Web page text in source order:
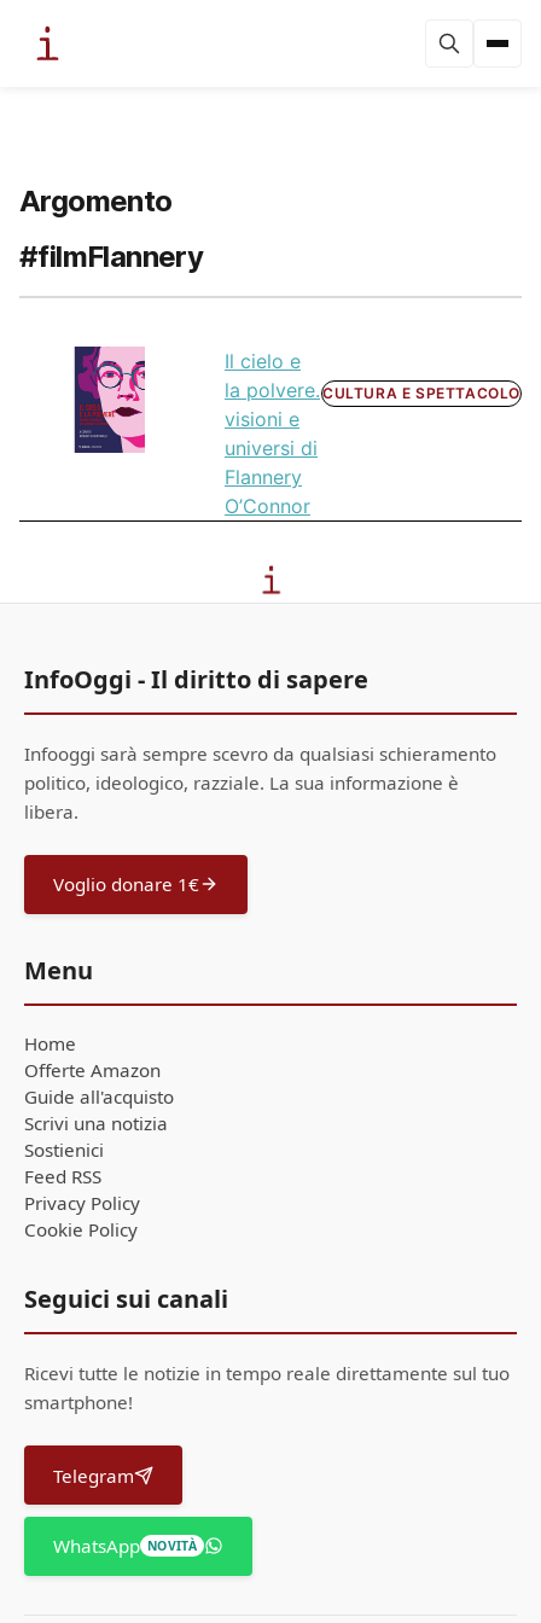
Argomento
#filmFlannery
Il cielo e
la polvere.
visioni e
universi di
Flannery
O’Connor
CULTURA E SPETTACOLO
InfoOggi - Il diritto di sapere
Infooggi sarà sempre scevro da qualsiasi schieramento
politico, ideologico, razziale. La sua informazione è
libera.
Voglio donare 1€
Menu
Home
Offerte Amazon
Guide all'acquisto
Scrivi una notizia
Sostienici
Feed RSS
Privacy Policy
Cookie Policy
Seguici sui canali
Ricevi tutte le notizie in tempo reale direttamente sul tuo
smartphone!
Telegram
WhatsApp NOVITÀ